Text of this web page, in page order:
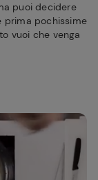
puoi decidere
prima pochissime
vuoi che venga